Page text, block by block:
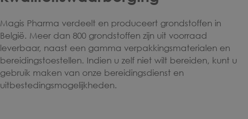
Magis Pharma verdeelt en produceert grondstoffen in
België. Meer dan 800 grondstoffen zijn uit voorraad
leverbaar, naast een gamma verpakkingsmaterialen en
bereidingstoestellen. Indien u zelf niet wilt bereiden, kunt u
gebruik maken van onze bereidingsdienst en
uitbestedingsmogelijkheden.